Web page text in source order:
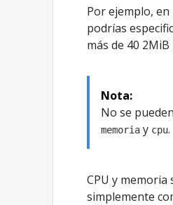
Por ejemplo,
podrías
más de 40
Nota:
No se
memoria y cpu.
CPU y memoria
simplemente